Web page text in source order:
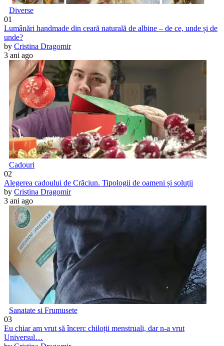
Diverse
01
Lumânări handmade din ceară naturală de albine – de ce, unde și de
unde?
by Cristina Dragomir
3 ani ago
Cadouri
02
Alegerea cadoului de Crăciun. Tipologii de oameni și soluții
by Cristina Dragomir
3 ani ago
Sanatate si Frumusete
03
Eu chiar am vrut să încerc chiloții menstruali, dar n-a vrut
Universul…